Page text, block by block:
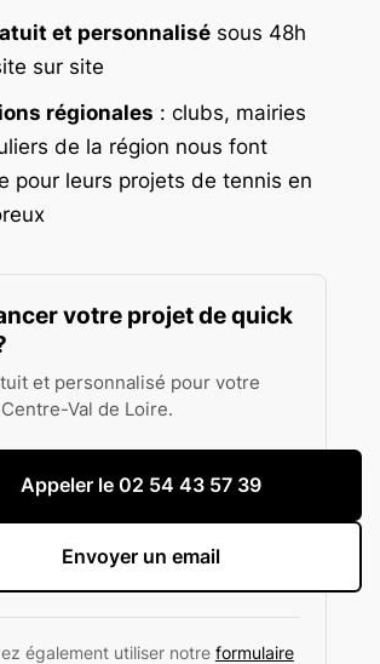
et personnalisésous 48h
sur site
régionales : clubs, mairies
de la région nous font
pour leurs projets de tennis en
votre projet de quick
et personnalisé pour votre
Val de Loire.
Appeler le 02 54 43 57 39
Envoyer un email
également utiliser notre formulaire